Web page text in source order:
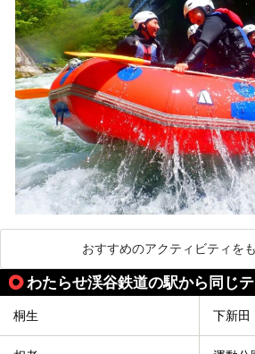
おすすめのアクティビティを
わたらせ渓谷鉄道の駅から同じ
桐生 下新田